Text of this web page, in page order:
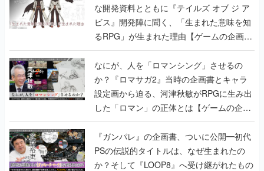
な開発資料とともに『テイルズ オブ ジ ア
ビス』開発陣に聞く、「生まれた意味を知
るRPG」が生まれた理由【ゲームの企画
書】
なにが、人を「ロマンシング」させるの
か？『ロマサガ2』当時の企画書とキャラ
設定画から迫る、河津秋敏がRPGに生み出
した「ロマン」の正体とは【ゲームの企画
書】
『ガンパレ』の企画書、ついに公開━初代
PSの伝説的タイトルは、なぜ生まれたの
か？そして『LOOP8』へ受け継がれたもの